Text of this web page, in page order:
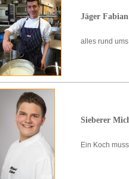
Jäger
alles rund
Sieberer
Ein Koch